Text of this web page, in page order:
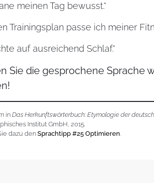
meinen Tag bewusst.“
Trainingsplan passe ich meiner
auf ausreichend Schlaf.“
Sie die gesprochene Sprache
in Das Herkunftswörterbuch: Etymologie der
Institut GmbH, 2015.
dazu den Sprachtipp #25 Optimieren.